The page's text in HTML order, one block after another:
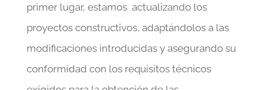
primer lugar, estamos actualizando los
proyectos constructivos, adaptándolos a las
modificaciones introducidas y asegurando su
conformidad con los requisitos técnicos